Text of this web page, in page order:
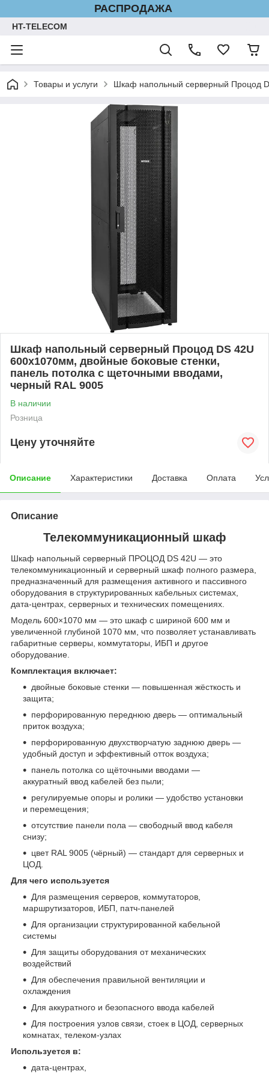
РАСПРОДАЖА
HT-TELECOM
Товары и услуги Шкаф напольный серверный Процод
Шкаф напольный серверный Процод DS 42U
600х1070мм, двойные боковые стенки,
панель потолка с щеточными вводами,
черный RAL 9005
В наличии
Розница
Цену уточняйте
Описание Характеристики Доставка Оплата
Описание
Телекоммуникационный шкаф
Шкаф напольный серверный ПРОЦОД DS 42U — это
телекоммуникационный и серверный шкаф полного размера,
предназначенный для размещения активного и пассивного
оборудования в структурированных кабельных системах,
дата‑центрах, серверных и технических помещениях.
Модель 600×1070 мм — это шкаф с шириной 600 мм и
увеличенной глубиной 1070 мм, что позволяет устанавливать
габаритные серверы, коммутаторы, ИБП и другое
оборудование.
Комплектация включает:
двойные боковые стенки — повышенная жёсткость и
защита;
перфорированную переднюю дверь — оптимальный
приток воздуха;
перфорированную двухстворчатую заднюю дверь —
удобный доступ и эффективный отток воздуха;
панель потолка со щёточными вводами —
аккуратный ввод кабелей без пыли;
регулируемые опоры и ролики — удобство установки
и перемещения;
отсутствие панели пола — свободный ввод кабеля
снизу;
цвет RAL 9005 (чёрный) — стандарт для серверных и
ЦОД.
Для чего используется
Для размещения серверов, коммутаторов,
маршрутизаторов, ИБП, патч‑панелей
Для организации структурированной кабельной
системы
Для защиты оборудования от механических
воздействий
Для обеспечения правильной вентиляции и
охлаждения
Для аккуратного и безопасного ввода кабелей
Для построения узлов связи, стоек в ЦОД, серверных
комнатах, телеком‑узлах
Используется в:
дата‑центрах,